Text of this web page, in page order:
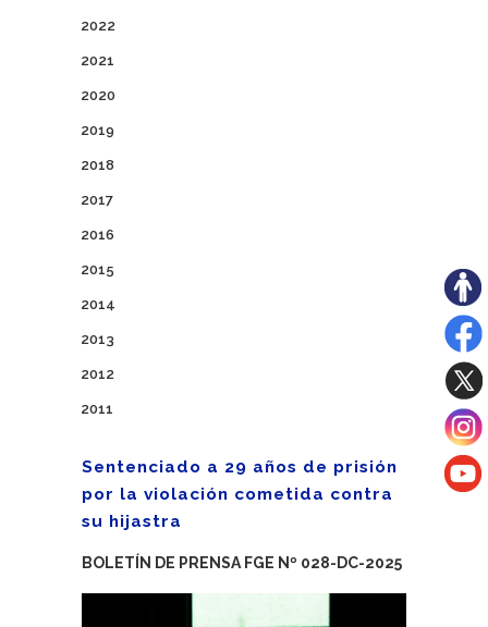
2022
2021
2020
2019
2018
2017
2016
2015
2014
2013
2012
2011
Sentenciado a 29 años de prisión
por la violación cometida contra
su hijastra
BOLETÍN DE PRENSA FGE Nº 028-DC-2025